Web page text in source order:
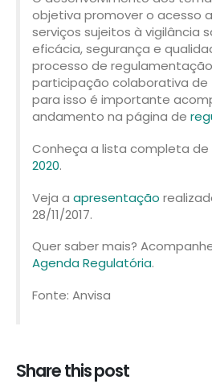
objetiva promover o acesso
serviços sujeitos à vigilância
eficácia, segurança e
processo de
participação colaborativa
para isso é importante
andamento na página de
Conheça a lista completa de
2020.
Veja a apresentação
28/11/2017.
Quer saber mais?
Agenda Regulatória.
Fonte: Anvisa
Share this post